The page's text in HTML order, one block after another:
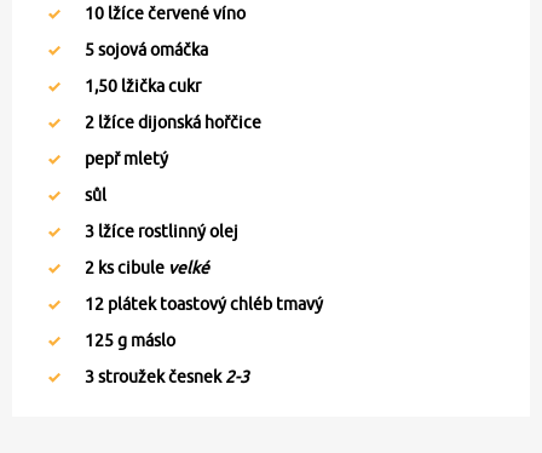
10 lžíce červené víno
5sojová omáčka
1,50 lžička cukr
2 lžíce dijonská hořčice
pepř mletý
sůl
3 lžíce rostlinný olej
2 ks cibule velké
12 plátek toastový chléb tmavý
125g máslo
3stroužek česnek2-3